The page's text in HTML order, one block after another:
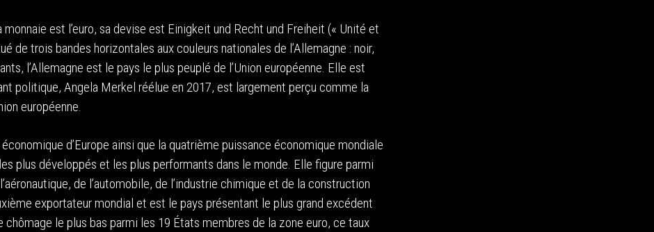
est l’euro, sa devise est Einigkeit und Recht und Freiheit (« Unité et
de trois bandes horizontales aux couleurs nationales de l’Allemagne : noir,
l’Allemagne est le pays le plus peuplé de l’Union européenne. Elle est
politique, Angela Merkel réélue en 2017, est largement perçu comme la
européenne.
d’Europe ainsi que la quatrième puissance économique mondiale
plus développés et les plus performants dans le monde. Elle figure parmi
de l’automobile, de l’industrie chimique et de la construction
exportateur mondial et est le pays présentant le plus grand excédent
le plus bas parmi les 19 États membres de la zone euro, ce taux